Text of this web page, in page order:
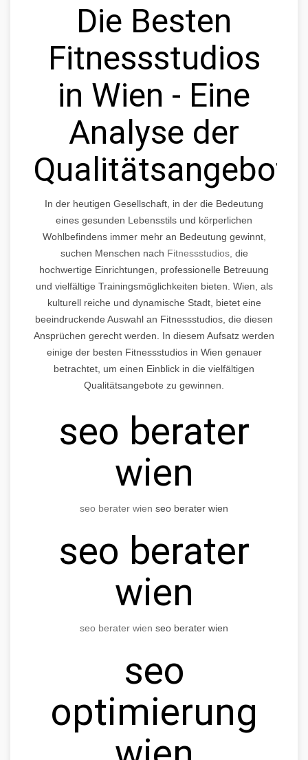
Die Besten
Fitnessstudios
in Wien - Eine
Analyse der
Qualitätsangebote
In der heutigen Gesellschaft, in der die Bedeutung
eines gesunden Lebensstils und körperlichen
Wohlbefindens immer mehr an Bedeutung gewinnt,
suchen Menschen nach Fitnessstudios, die
hochwertige Einrichtungen, professionelle Betreuung
und vielfältige Trainingsmöglichkeiten bieten. Wien, als
kulturell reiche und dynamische Stadt, bietet eine
beeindruckende Auswahl an Fitnessstudios, die diesen
Ansprüchen gerecht werden. In diesem Aufsatz werden
einige der besten Fitnessstudios in Wien genauer
betrachtet, um einen Einblick in die vielfältigen
Qualitätsangebote zu gewinnen.
seo berater
wien
seo berater wien seo berater wien
seo berater
wien
seo berater wien seo berater wien
seo
optimierung